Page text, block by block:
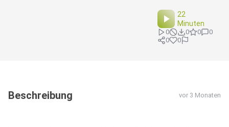
22
Minuten
0 0 0
0
0
0
Beschreibung vor 3 Monaten